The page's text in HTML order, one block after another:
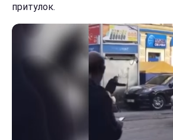
притулок.